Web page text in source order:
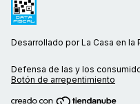
Desarrollado por La Casa en la
Defensa de las y los
Botón de arrepentimiento